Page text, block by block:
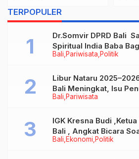
Mobile.
TERPOPULER
Bali Pariwisata Politik
Dr.Somvir DPRD Bali
Spiritual India Baba
Bali Pariwisata
Libur Nataru
Bali Meningkat, Isu
Tidak Benar
Bali Ekonomi Politik
IGK Kresna Budi ,Ketua
Bali , Angkat Bicara
Bersubsidi Jenis Solar